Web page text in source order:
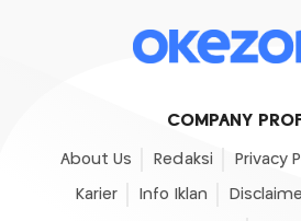
COMPANY
About Us Redaksi Privacy
Karier Info Iklan